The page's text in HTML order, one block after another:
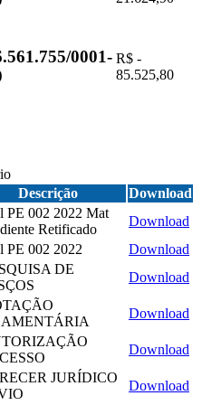
0001- R$ -
85.525,80
Descrição
Download
PE 002 2022 Mat
Retificado
Download
PE 002 2022
Download
DE
Download
Download
Download
JURÍDICO
Download